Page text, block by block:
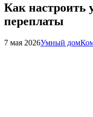
Как настроить
переплаты
7 мая 2026Умный дом